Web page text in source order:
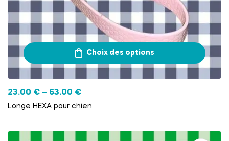
Choix des options
23.00 € – 63.00 €
Longe HEXA pour chien